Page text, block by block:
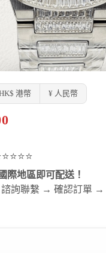
港幣 ¥ 人民幣
際地區即可配送！
諮詢聯繫 → 確認訂單